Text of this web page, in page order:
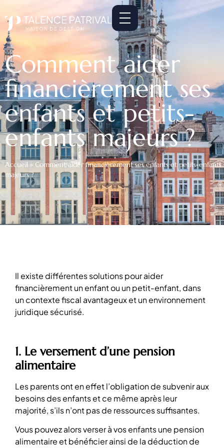
Comment aider
financièrement ses
enfants et petits-
enfants majeurs ?
Accueil » Comment aider financièrement ses enfants et petits-enfants
majeurs ?
Il existe différentes solutions pour aider
financièrement un enfant ou un petit-enfant, dans
un contexte fiscal avantageux et un environnement
juridique sécurisé.
1. Le versement d’une pension
alimentaire
Les parents ont en effet l’obligation de subvenir aux
besoins des enfants et ce même après leur
majorité, s’ils n’ont pas de ressources suffisantes.
Vous pouvez alors verser à vos enfants une pension
alimentaire et bénéficier ainsi de la déduction de